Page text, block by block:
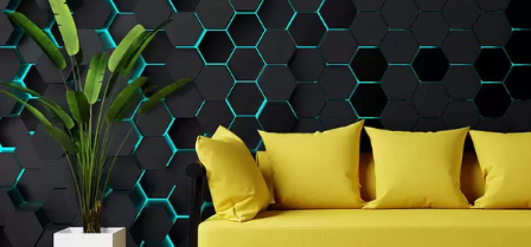
Premium
56.6734.00€/m²
Prémiový vinyl
.0039.00 € /m²
Peel and Stick